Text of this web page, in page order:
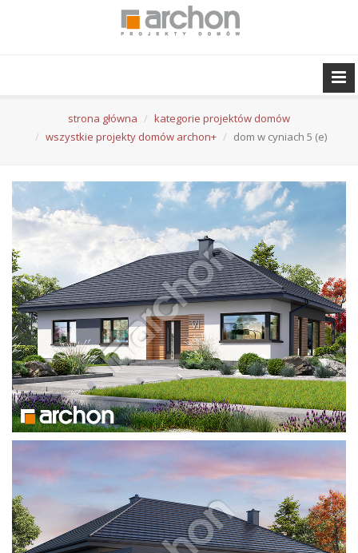
strona główna
kategorie projektów domów
wszystkie projekty domów archon+
dom w cyniach 5 (e)